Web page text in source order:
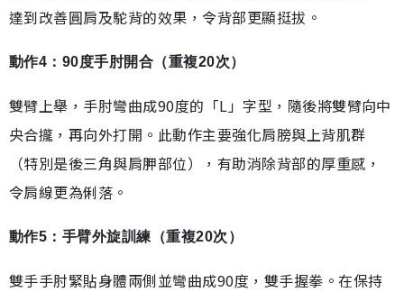
達到改善圓肩及駝背的效果，令背部更顯挺拔。
動作4：90度手肘開合（重複20次）
雙臂上舉，手肘彎曲成90度的「L」字型，隨後將雙臂向中
央合攏，再向外打開。此動作主要強化肩膀與上背肌群
（特別是後三角與肩胛部位），有助消除背部的厚重感，
令肩線更為俐落。
動作5：手臂外旋訓練（重複20次）
雙手手肘緊貼身體兩側並彎曲成90度，雙手握拳。在保持